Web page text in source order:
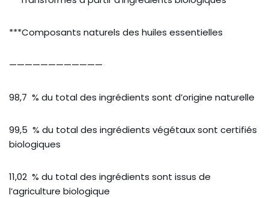
***Composants naturels des huiles essentielles
————————————
98,7 % du total des ingrédients sont d’origine naturelle
99,5 % du total des ingrédients végétaux sont certifiés
biologiques
11,02 % du total des ingrédients sont issus de
l’agriculture biologique